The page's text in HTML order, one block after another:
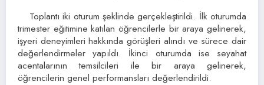
Toplantı iki oturum şeklinde gerçekleştirildi. İlk oturumda
trimester eğitimine katılan öğrencilerle bir araya gelinerek,
işyeri deneyimleri hakkında görüşleri alındı ve sürece dair
değerlendirmeler yapıldı. İkinci oturumda ise seyahat
acentalarının temsilcileri ile bir araya gelinerek,
öğrencilerin genel performansları değerlendirildi.